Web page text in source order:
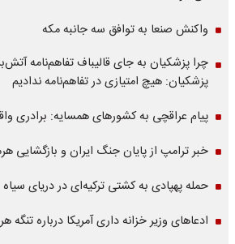
واکنش صنعا به توافق سه جانبه مکه
چرا پزشکیان به جای قالیباف تفاهم‌نامه
پزشکیان: هیچ امتیازی در تفاهم‌نامه ندادیم
پیام عراقچی به کشورهای همسایه: برادری
خبر ترامپ از پایان جنگ ایران و بازگشایی
حمله پهپادی به کشتی ترکیه‌ای در دریای سیاه
ادعاهای وزیر خزانه داری آمریکا درباره تنگه